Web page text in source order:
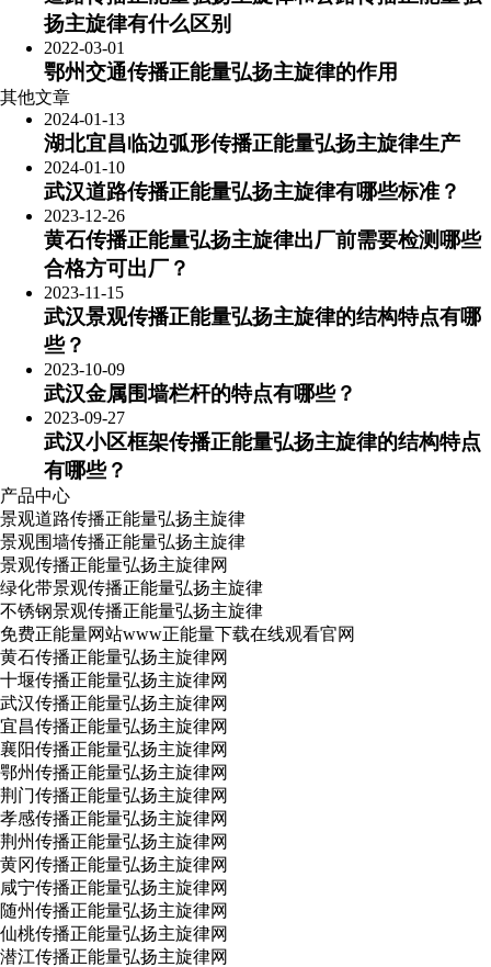
扬主旋律有什么区别
2022-03-01
鄂州交通传播正能量弘扬主旋律的作用
其他文章
2024-01-13
​湖北宜昌临边弧形传播正能量弘扬主旋律生产
2024-01-10
武汉道路传播正能量弘扬主旋律有哪些标准？
2023-12-26
黄石传播正能量弘扬主旋律出厂前需要检测哪些
合格方可出厂？
2023-11-15
武汉景观传播正能量弘扬主旋律的结构特点有哪
些？
2023-10-09
武汉金属围墙栏杆的特点有哪些？
2023-09-27
武汉小区框架传播正能量弘扬主旋律的结构特点
有哪些？
产品中心
景观道路传播正能量弘扬主旋律
景观围墙传播正能量弘扬主旋律
景观传播正能量弘扬主旋律网
绿化带景观传播正能量弘扬主旋律
不锈钢景观传播正能量弘扬主旋律
免费正能量网站www正能量下载在线观看官网
黄石传播正能量弘扬主旋律网
十堰传播正能量弘扬主旋律网
武汉传播正能量弘扬主旋律网
宜昌传播正能量弘扬主旋律网
襄阳传播正能量弘扬主旋律网
鄂州传播正能量弘扬主旋律网
荆门传播正能量弘扬主旋律网
孝感传播正能量弘扬主旋律网
荆州传播正能量弘扬主旋律网
黄冈传播正能量弘扬主旋律网
咸宁传播正能量弘扬主旋律网
随州传播正能量弘扬主旋律网
仙桃传播正能量弘扬主旋律网
潜江传播正能量弘扬主旋律网